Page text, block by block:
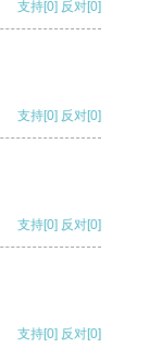
支持[0] 反对[0]
支持[0] 反对[0]
支持[0] 反对[0]
支持[0] 反对[0]